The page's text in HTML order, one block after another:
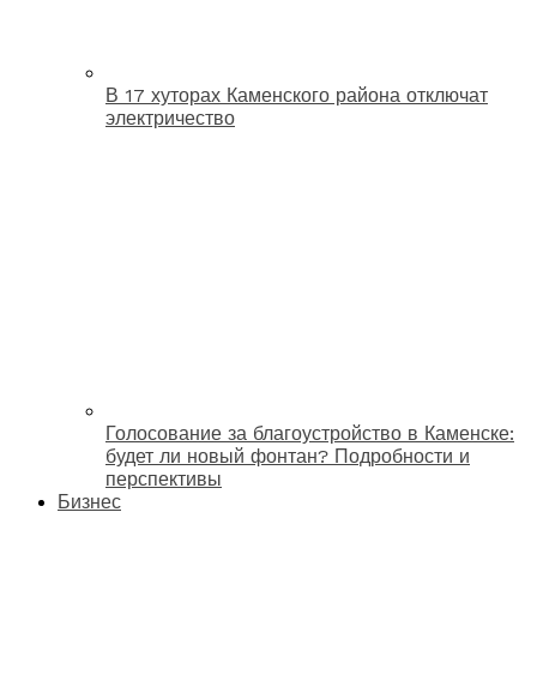
В 17 хуторах Каменского района отключат
электричество
Голосование за благоустройство в Каменске:
будет ли новый фонтан? Подробности и
перспективы
Бизнес